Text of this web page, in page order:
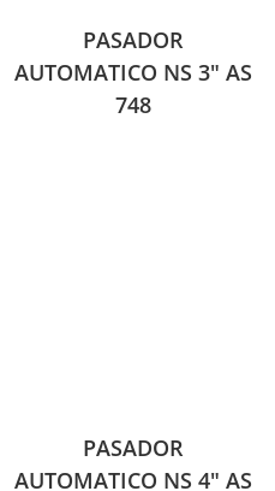
PASADOR
AUTOMATICO NS 3″ AS
748
PASADOR
AUTOMATICO NS 4″ AS